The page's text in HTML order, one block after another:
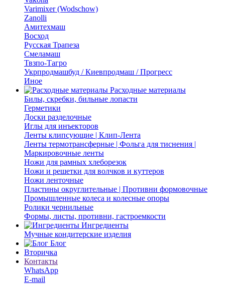
Varimixer (Wodschow)
Zanolli
Амитехмаш
Восход
Русская Трапеза
Смеламаш
Твзпо-Тагро
Укрпродмашбуд / Киевпродмаш / Прогресс
Иное
Расходные материалы
Билы, скребки, бильные лопасти
Герметики
Доски разделочные
Иглы для инъекторов
Ленты клипсующие | Клип-Лента
Ленты термотрансферные | Фольга для тиснения |
Маркировочные ленты
Ножи для рамных хлеборезок
Ножи и решетки для волчков и куттеров
Ножи ленточные
Пластины округлительные | Противни формовочные
Промышленные колеса и колесные опоры
Ролики чернильные
Формы, листы, противни, гастроемкости
Ингредиенты
Мучные кондитерские изделия
Блог
Вторичка
Контакты
WhatsApp
E-mail